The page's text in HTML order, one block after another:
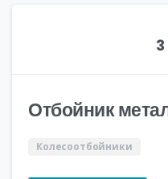
Отбойник
Колесоотбойники